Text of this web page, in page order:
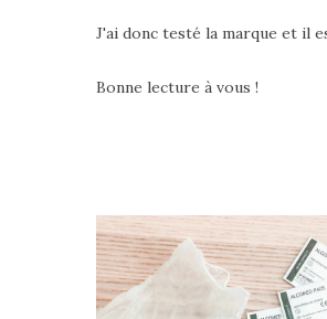
J'ai donc testé la marque et il
Bonne lecture à vous !